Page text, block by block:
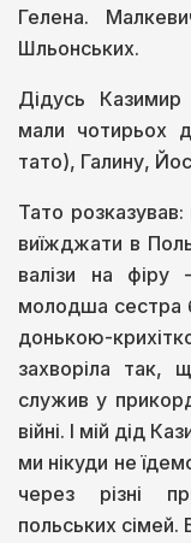
Гелена.
Шльонських.
Дідусь Казимир
мали чотирьох
тато), Галину,
Тато розказував:
виїжджати в
валізи на
молодша сестра
донькою-
захворіла так,
служив у
війні. І мій дід
ми нікуди не
через різні
польських сімей.